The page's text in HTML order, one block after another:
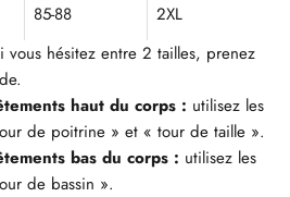
85-88
2XL
vous hésitez entre 2 tailles, prenez
haut du corps : utilisez les
de poitrine » et « tour de taille ».
bas du corps : utilisez les
de bassin ».